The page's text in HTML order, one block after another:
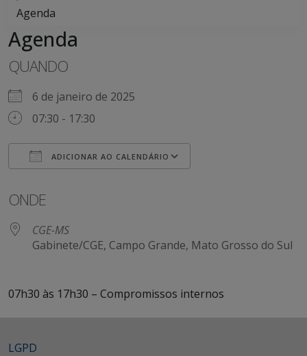
Agenda
Agenda
QUANDO
6 de janeiro de 2025
07:30 - 17:30
ADICIONAR AO CALENDÁRIO
ONDE
CGE-MS
Gabinete/CGE, Campo Grande, Mato Grosso do Sul
07h30 às 17h30 – Compromissos internos
LGPD